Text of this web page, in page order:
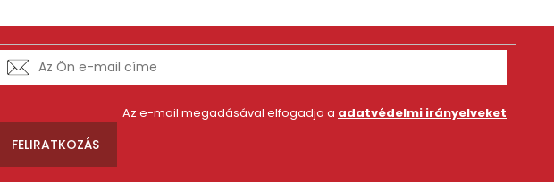
Az e-mail megadásával elfogadja a adatvédelmi irányelveket
FELIRATKOZÁS